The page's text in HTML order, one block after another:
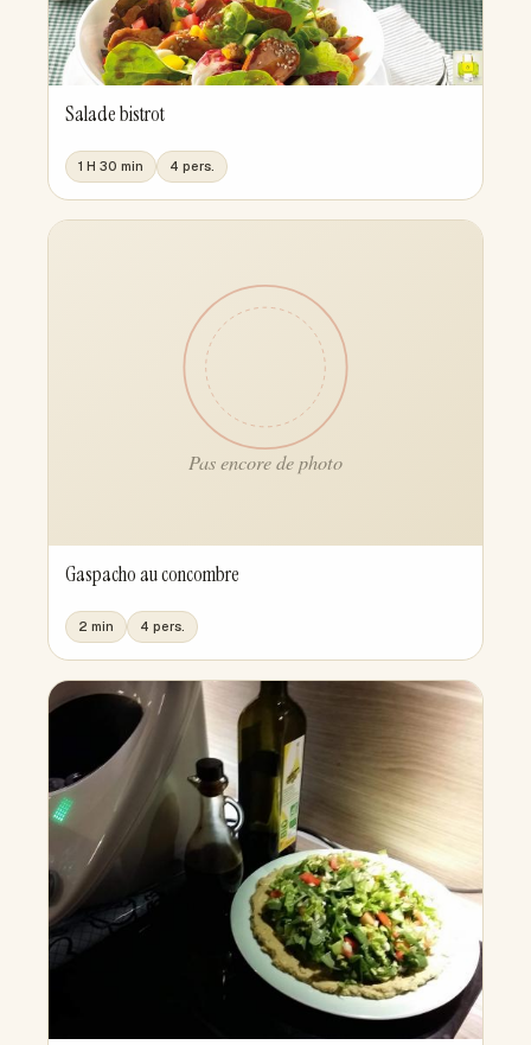
Salade bistrot
1 H 30 min 4 pers.
Gaspacho au concombre
2 min 4 pers.